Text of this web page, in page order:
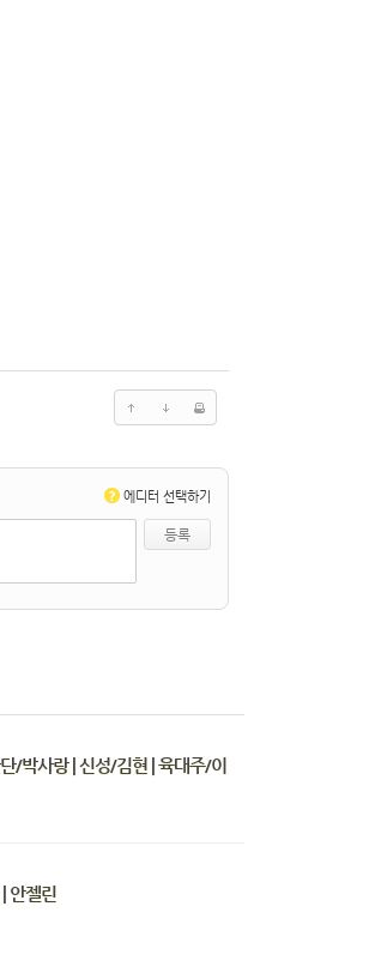
? 에디터 선택하기
/박사랑 | 신성/김현 | 육대주/이
안젤린